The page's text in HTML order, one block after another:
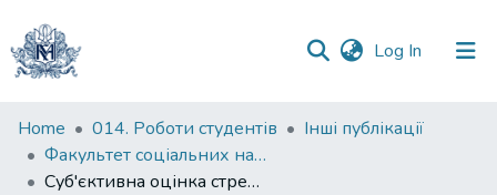
Log In (current)
Communities
&
Collections
Home 014. Роботи студентів
Інші публікації
Факультет соціальних наук і соціальних технологій
Суб'єктивна оцінка стресу та стратегії його подолання людьми з інвалідністю під час повномасштабного вторгнення